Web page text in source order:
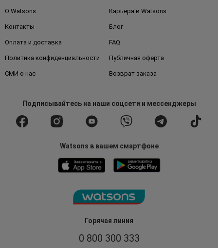
Горячая линия
0 800 300 333
О Watsons Карьера в Watsons
Контакты Блог
Оплата и доставка FAQ
Политика конфиденциальности Публичная оферта
СМИ о нас Возврат заказа
Подписывайтесьна наши соцсети и мессенджеры
Watsons в вашем смартфоне